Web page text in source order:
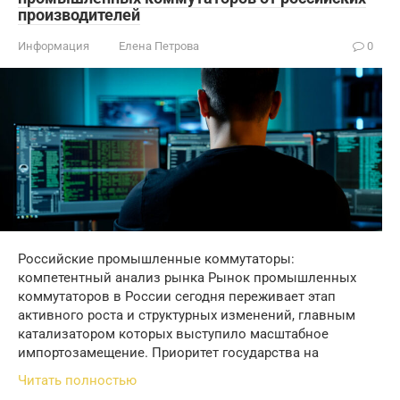
производителей
Информация Елена Петрова 0
Российские промышленные коммутаторы:
компетентный анализ рынка Рынок промышленных
коммутаторов в России сегодня переживает этап
активного роста и структурных изменений, главным
катализатором которых выступило масштабное
импортозамещение. Приоритет государства на
Читать полностью